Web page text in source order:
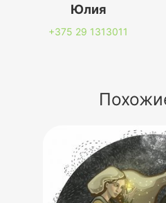
Юлия
+375 29 1313011